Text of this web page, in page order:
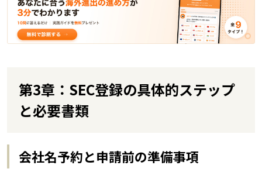
第3章：SEC登録の具体的ステップ
と必要書類
会社名予約と申請前の準備事項